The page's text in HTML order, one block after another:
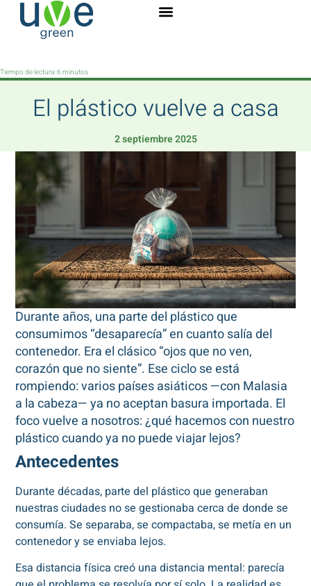
Tiempo de lectura:6 minutos
El plástico vuelve a casa
2 septiembre 2025
Durante años, una parte del plástico que
consumimos “desaparecía” en cuanto salía del
contenedor. Era el clásico “ojos que no ven,
corazón que no siente”. Ese ciclo se está
rompiendo: varios países asiáticos —con Malasia
a la cabeza— ya no aceptan basura importada. El
foco vuelve a nosotros: ¿qué hacemos con nuestro
plástico cuando ya no puede viajar lejos?
Antecedentes
Durante décadas, parte del plástico que generaban
nuestras ciudades no se gestionaba cerca de donde se
consumía. Se separaba, se compactaba, se metía en un
contenedor y se enviaba lejos.
Esa distancia física creó una distancia mental: parecía